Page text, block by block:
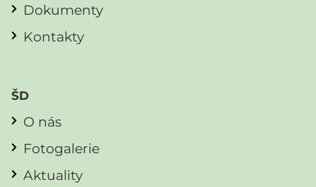
Dokumenty
Kontakty
ŠD
O nás
Fotogalerie
Aktuality